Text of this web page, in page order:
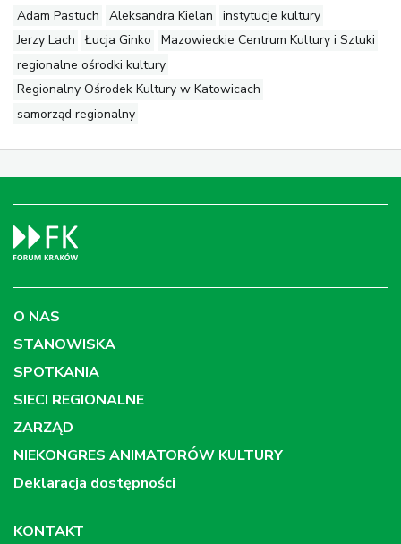
Adam Pastuch Aleksandra Kielan
instytucje kultury
Jerzy Lach
Łucja Ginko
Mazowieckie Centrum Kultury i Sztuki
regionalne ośrodki kultury
Regionalny Ośrodek Kultury w Katowicach
samorząd regionalny
O NAS
STANOWISKA
SPOTKANIA
SIECI REGIONALNE
ZARZĄD
NIEKONGRES ANIMATORÓW KULTURY
Deklaracja dostępności
KONTAKT